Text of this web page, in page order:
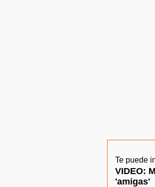
Te puede
VIDEO:
'amigas'